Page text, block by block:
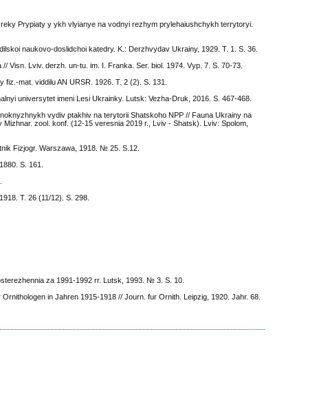
Prypiaty y ykh vlyianye na vodnyi rezhym prylehaiushchykh terrytoryi.
naukovo-doslidchoi katedry. K.: Derzhvydav Ukrainy, 1929. T. 1. S. 36.
Lviv. derzh. un-tu. im. I. Franka. Ser. biol. 1974. Vyp. 7. S. 70-73.
mat. viddilu AN URSR. 1926. T. 2 (2). S. 131.
universytet imeni Lesi Ukrainky. Lutsk: Vezha-Druk, 2016. S. 467-468.
vydiv ptakhiv na terytorii Shatskoho NPP // Fauna Ukrainy na
zool. konf. (12-15 veresnia 2019 r., Lviv - Shatsk). Lviv: Spolom,
Fizjogr. Warszawa, 1918. № 25. S.12.
S. 161.
T. 26 (11/12). S. 298.
za 1991-1992 rr. Lutsk, 1993. № 3. S. 10.
in Jahren 1915-1918 // Journ. fur Ornith. Leipzig, 1920. Jahr. 68.